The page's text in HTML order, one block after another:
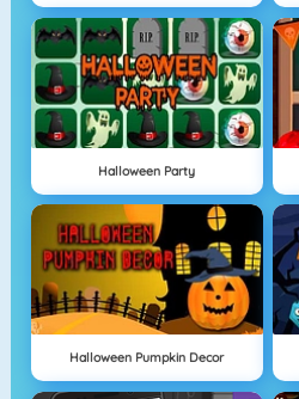
Halloween Party
Halloween Pumpkin Decor